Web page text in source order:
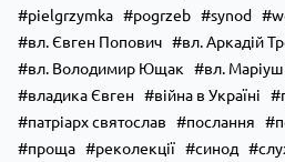
pielgrzymka
pogrzeb synod
вл. Євген Попович
вл. Аркадій
вл. Володимир Ющак
вл.
владика Євген
війна в Україні
патріарх святослав
послання
проща
реколекції синод